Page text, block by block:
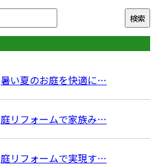
暑い夏のお庭を快適に…
庭リフォームで家族み…
庭リフォームで実現す…